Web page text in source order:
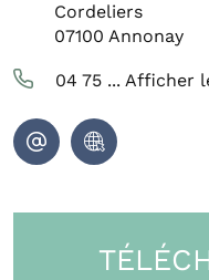
Cordeliers
07100 Annonay
04 75 ... Afficher